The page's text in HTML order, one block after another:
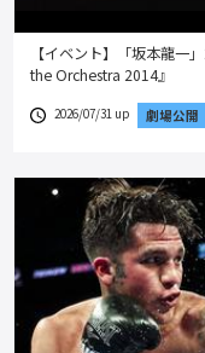
【イベント】「坂本龍
the Orchestra 2014』
2026/07/31 up 劇場公開